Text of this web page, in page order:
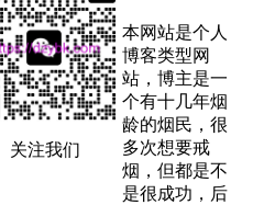
关注我们
本网站是个人
博客类型网
站，博主是一
个有十几年烟
龄的烟民，很
多次想要戒
烟，但都是不
是很成功，后